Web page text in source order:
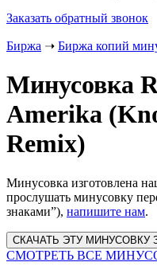
Заказать обратный звонок
Биржа ➝ Биржа копий
Минусовка
Amerika
Remix)
Минусовка изготовлена
прослушать минусовку
знаками”), напишите нам.
Website
URL
СМОТРЕТЬ ВСЕ